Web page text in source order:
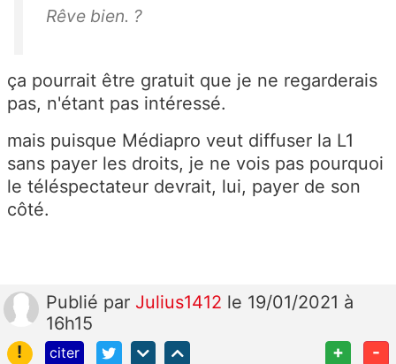
Rêve bien. ?
ça pourrait être gratuit que je ne regarderais
pas, n'étant pas intéressé.
mais puisque Médiapro veut diffuser la L1
sans payer les droits, je ne vois pas pourquoi
le téléspectateur devrait, lui, payer de son
côté.
Publié par Julius1412 le 19/01/2021 à
16h15
!
citer + -